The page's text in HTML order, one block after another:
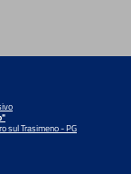
sul Trasimeno - PG